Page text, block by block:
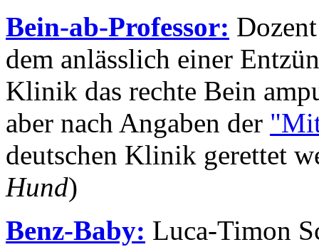
Bein-ab-Professor:
dem anlässlich einer
Klinik das rechte Bein
aber nach Angaben der
deutschen Klinik gerettet
Hund)
Benz-Baby: Luca-Timon